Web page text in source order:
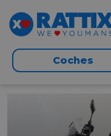
Coches